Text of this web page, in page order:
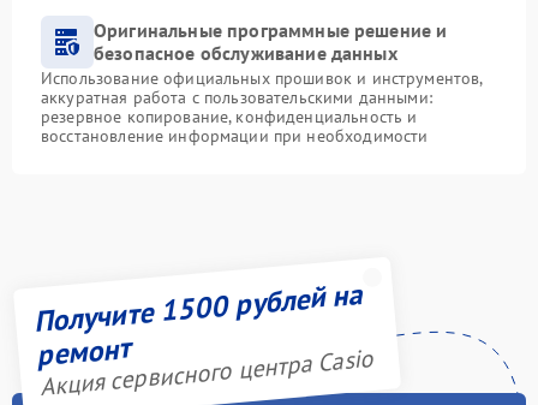
Оригинальные программные решение и
безопасное обслуживание данных
Использование официальных прошивок и инструментов,
аккуратная работа с пользовательскими данными:
резервное копирование, конфиденциальность и
восстановление информации при необходимости
Получите 1500 рублей на
ремонт
Акция сервисного центра Casio